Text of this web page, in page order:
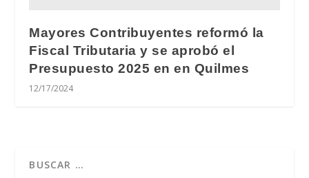
Mayores Contribuyentes reformó la
Fiscal Tributaria y se aprobó el
Presupuesto 2025 en en Quilmes
12/17/2024